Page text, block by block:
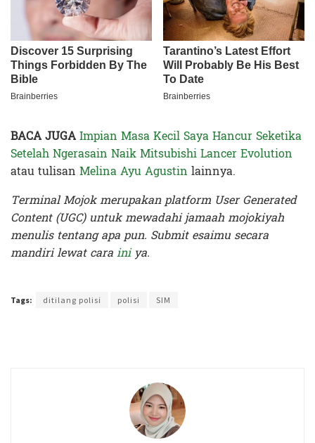
BACA JUGAImpian Masa Kecil Saya Hancur Seketika
Setelah Ngerasain Naik Mitsubishi Lancer Evolution
atau tulisan Melina Ayu Agustin lainnya.
Terminal Mojok merupakan platform User Generated
Content (UGC) untuk mewadahi jamaah mojokiyah
menulis tentang apa pun. Submit esaimu secara
mandiri lewat carainiya.
Tags: ditilang polisi polisi SIM